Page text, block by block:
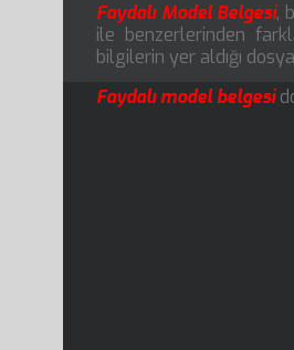
Faydalı Model Belgesi,
ile benzerlerinden
bilgilerin yer aldığı
Faydalı model belgesi